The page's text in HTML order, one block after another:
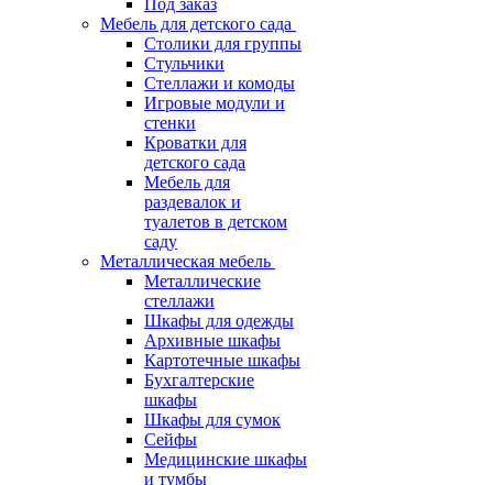
Под заказ
Мебель для детского сада
Столики для группы
Стульчики
Стеллажи и комоды
Игровые модули и
стенки
Кроватки для
детского сада
Мебель для
раздевалок и
туалетов в детском
саду
Металлическая мебель
Металлические
стеллажи
Шкафы для одежды
Архивные шкафы
Картотечные шкафы
Бухгалтерские
шкафы
Шкафы для сумок
Сейфы
Медицинские шкафы
и тумбы